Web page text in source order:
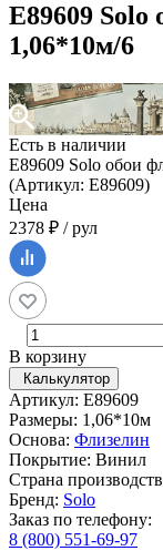
Е89609 Solo
1,06*10м/6
Есть в наличии
Е89609 Solo обои
(Артикул: Е89609)
Цена
2378 ₽ / рул
В корзину
Калькулятор
Артикул: Е89609
Размеры: 1,06*10м
Основа: Флизелин
Покрытие: Винил
Страна
Бренд: Solo
Заказ по телефону:
8 (800) 551-69-97